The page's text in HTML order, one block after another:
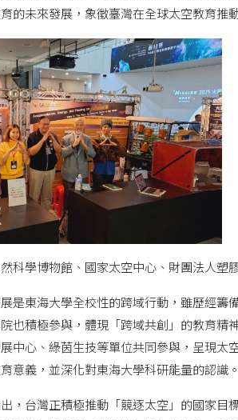
的未來發展，象徵臺灣在全球太空教育推
科學博物館、國家太空中心、財團法人塑
是東海大學全校性的跨域行動，雖歷經
也積極參與，體現「跨域共創」的教育
中心、綠茵生技等單位共同參與，呈現
意義，並深化對東海大學科研能量的認識。
，台灣正積極推動「競逐太空」的國家